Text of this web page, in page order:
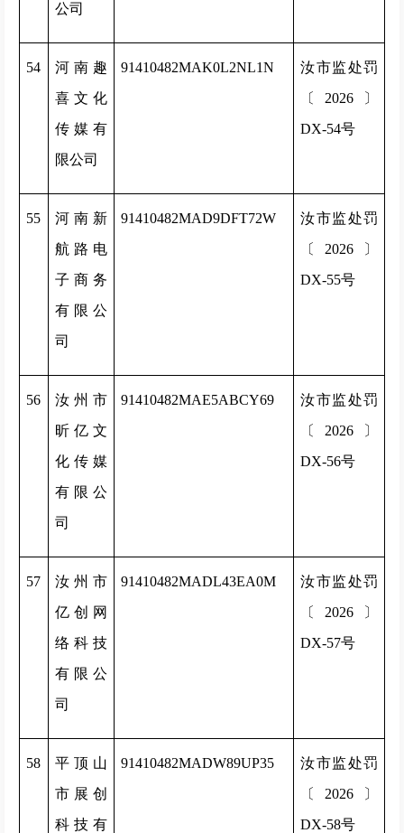
公司
54
河南趣
喜文化
传媒有
限公司
91410482MAK0L2NL1N
汝市监处罚
〔2026〕
DX-54号
55
河南新
航路电
子商务
有限公
司
91410482MAD9DFT72W
汝市监处罚
〔2026〕
DX-55号
56
汝州市
昕亿文
化传媒
有限公
司
91410482MAE5ABCY69
汝市监处罚
〔2026〕
DX-56号
57
汝州市
亿创网
络科技
有限公
司
91410482MADL43EA0M
汝市监处罚
〔2026〕
DX-57号
58
平顶山
市展创
科技有
91410482MADW89UP35
汝市监处罚
〔2026〕
DX-58号